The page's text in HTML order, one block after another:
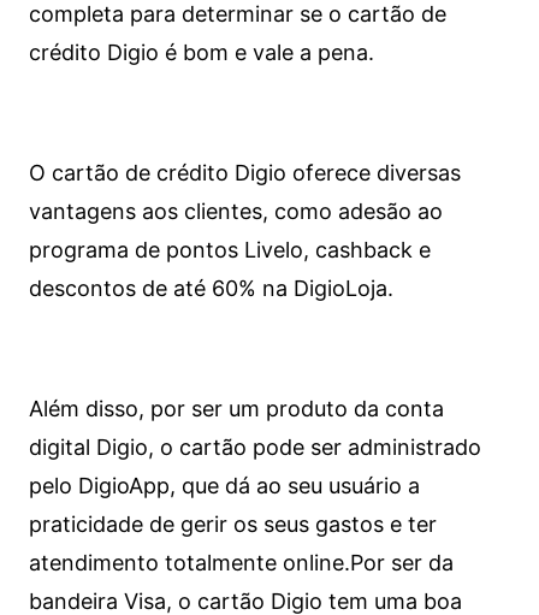
completa para determinar se o cartão de
crédito Digio é bom e vale a pena.
O cartão de crédito Digio oferece diversas
vantagens aos clientes, como adesão ao
programa de pontos Livelo, cashback e
descontos de até 60% na DigioLoja.
Além disso, por ser um produto da conta
digital Digio, o cartão pode ser administrado
pelo DigioApp, que dá ao seu usuário a
praticidade de gerir os seus gastos e ter
atendimento totalmente online.Por ser da
bandeira Visa, o cartão Digio tem uma boa